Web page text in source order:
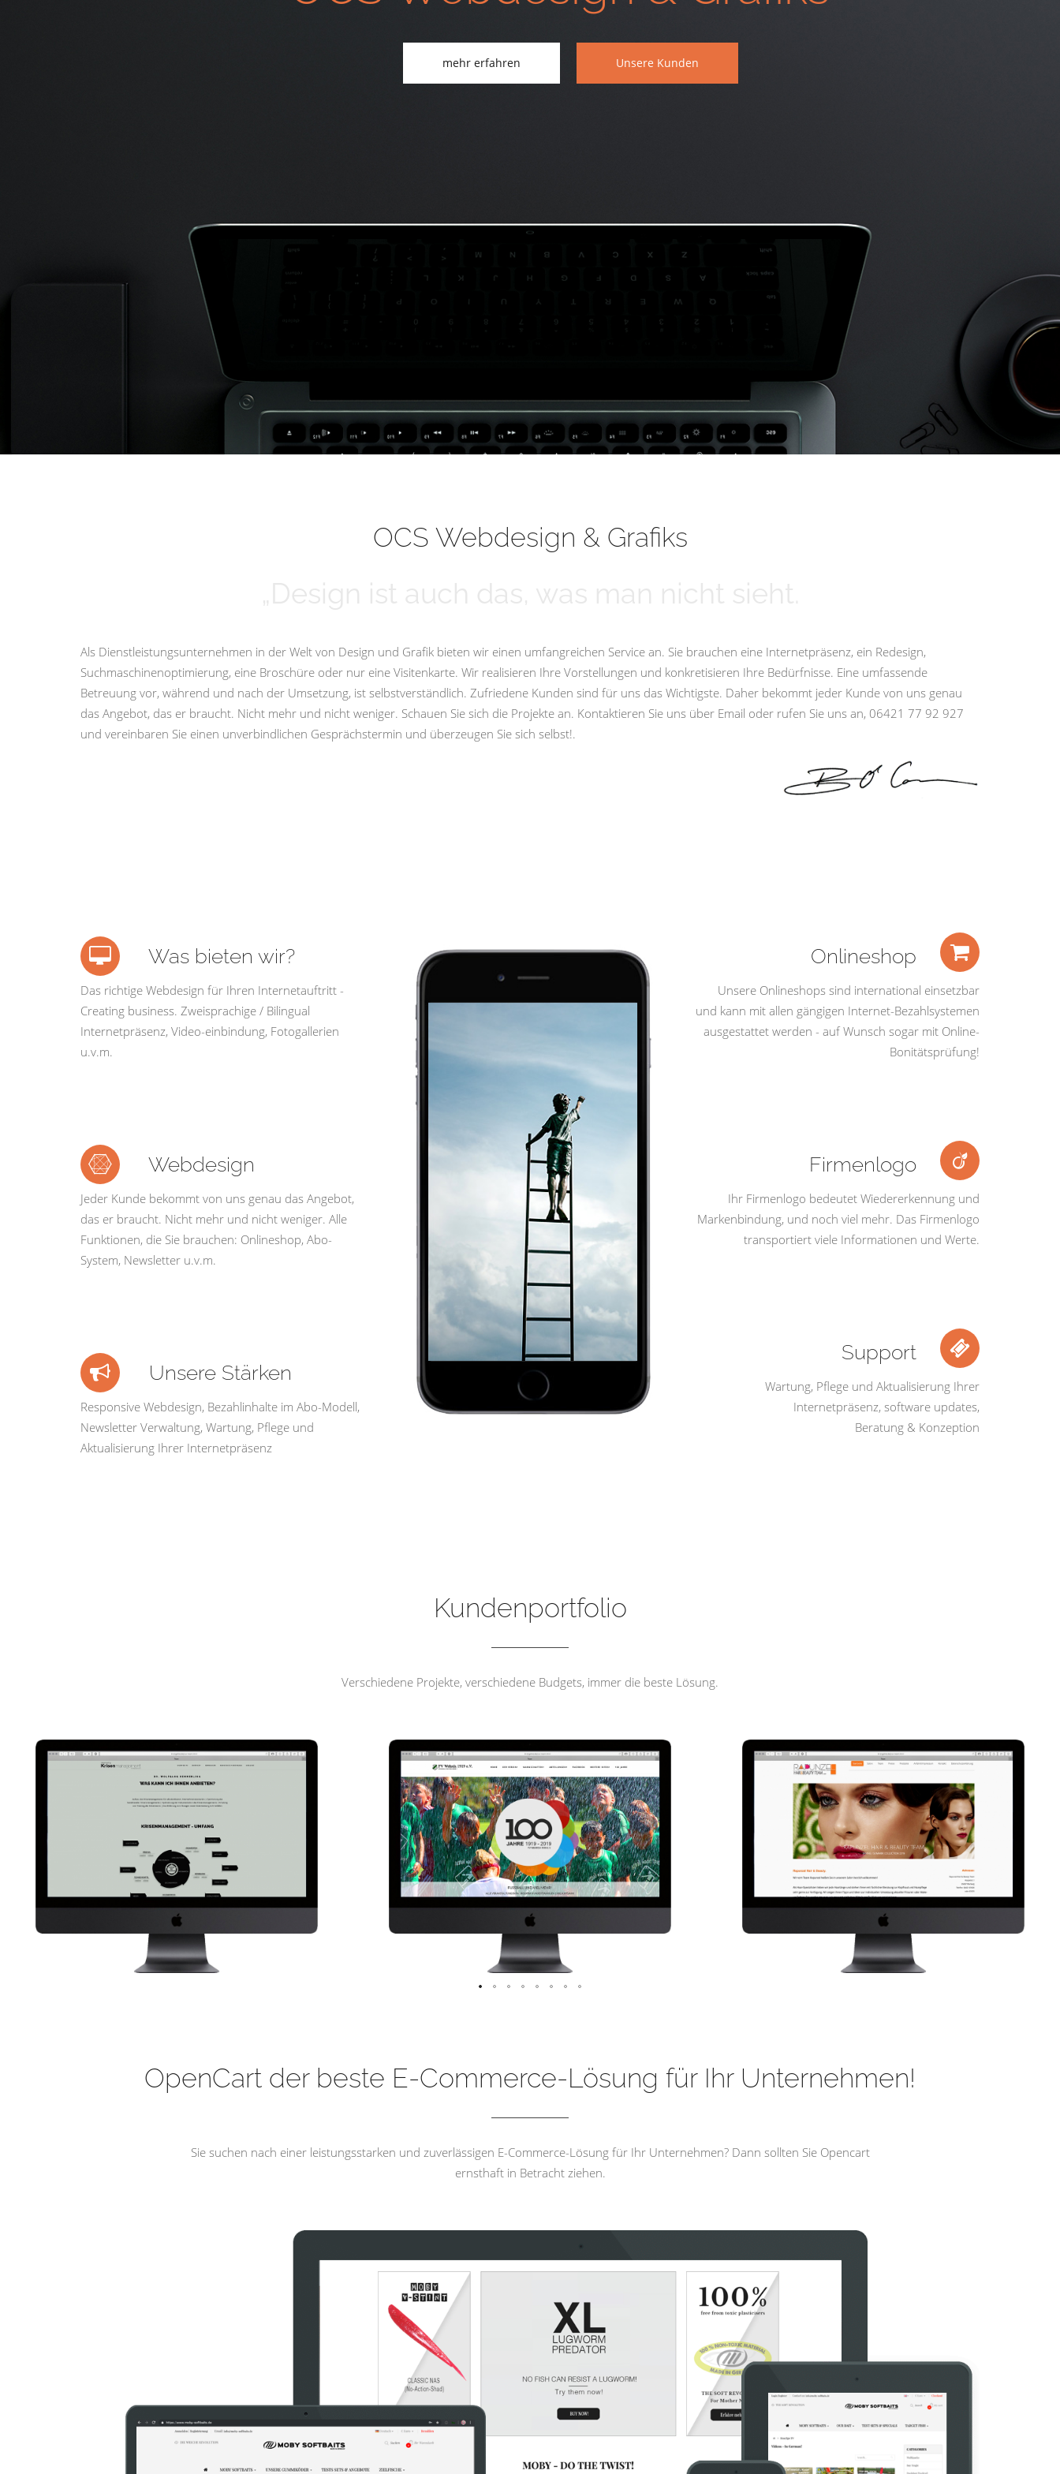
mehr erfahren Unsere Kunden
OCS Webdesign & Grafiks
Als Dienstleistungsunternehmen in der Welt von Design und Grafik bieten wir einen umfangreichen Service an. Sie brauchen eine Internetpräsenz, ein Redesign,
Suchmaschinenoptimierung, eine Broschüre oder nur eine Visitenkarte. Wir realisieren Ihre Vorstellungen und konkretisieren Ihre Bedürfnisse. Eine umfassende
Betreuung vor, während und nach der Umsetzung, ist selbstverständlich. Zufriedene Kunden sind für uns das Wichtigste. Daher bekommt jeder Kunde von uns genau
das Angebot, das er braucht. Nicht mehr und nicht weniger. Schauen Sie sich die Projekte an. Kontaktieren Sie uns über Email oder rufen Sie uns an, 06421 77 92 927
und vereinbaren Sie einen unverbindlichen Gesprächstermin und überzeugen Sie sich selbst!.
Was bieten wir?
Das richtige Webdesign für Ihren Internetauftritt -
Creating business. Zweisprachige / Bilingual
Internetpräsenz, Video-einbindung, Fotogallerien
u.v.m.
Webdesign
Jeder Kunde bekommt von uns genau das Angebot,
das er braucht. Nicht mehr und nicht weniger. Alle
Funktionen, die Sie brauchen: Onlineshop, Abo-
System, Newsletter u.v.m.
Unsere Stärken
Responsive Webdesign, Bezahlinhalte im Abo-Modell,
Newsletter Verwaltung, Wartung, Pflege und
Aktualisierung Ihrer Internetpräsenz
Onlineshop
Unsere Onlineshops sind international einsetzbar
und kann mit allen gängigen Internet-Bezahlsystemen
ausgestattet werden - auf Wunsch sogar mit Online-
Bonitätsprüfung!
Firmenlogo
Ihr Firmenlogo bedeutet Wiedererkennung und
Markenbindung, und noch viel mehr. Das Firmenlogo
transportiert viele Informationen und Werte.
Support
Wartung, Pflege und Aktualisierung Ihrer
Internetpräsenz, software updates,
Beratung & Konzeption
Kundenportfolio
Verschiedene Projekte, verschiedene Budgets, immer die beste Lösung.
OpenCart der beste E-Commerce-Lösung für Ihr Unternehmen!
Sie suchen nach einer leistungsstarken und zuverlässigen E-Commerce-Lösung für Ihr Unternehmen? Dann sollten Sie Opencart
ernsthaft in Betracht ziehen.